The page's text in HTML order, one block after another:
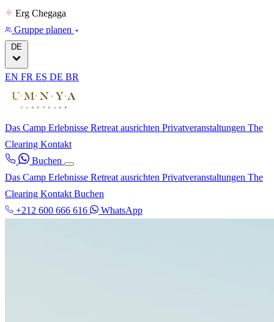
Erg Chegaga
Gruppe planen
DE
EN FR ES DE BR
Das Camp Erlebnisse Retreat ausrichten Privatveranstaltungen The
Clearing Kontakt
Buchen
Das Camp Erlebnisse Retreat ausrichten Privatveranstaltungen The
Clearing Kontakt Buchen
+212 600 666 616
WhatsApp